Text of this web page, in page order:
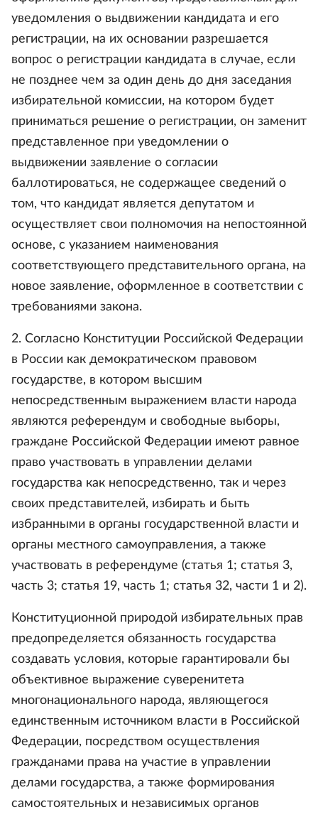
уведомления о выдвижении кандидата и его
регистрации, на их основании разрешается
вопрос о регистрации кандидата в случае, если
не позднее чем за один день до дня заседания
избирательной комиссии, на котором будет
приниматься решение о регистрации, он заменит
представленное при уведомлении о
выдвижении заявление о согласии
баллотироваться, не содержащее сведений о
том, что кандидат является депутатом и
осуществляет свои полномочия на непостоянной
основе, с указанием наименования
соответствующего представительного органа, на
новое заявление, оформленное в соответствии с
требованиями закона.
2. Согласно Конституции Российской Федерации
в России как демократическом правовом
государстве, в котором высшим
непосредственным выражением власти народа
являются референдум и свободные выборы,
граждане Российской Федерации имеют равное
право участвовать в управлении делами
государства как непосредственно, так и через
своих представителей, избирать и быть
избранными в органы государственной власти и
органы местного самоуправления, а также
участвовать в референдуме (статья 1; статья 3,
часть 3; статья 19, часть 1; статья 32, части 1 и 2).
Конституционной природой избирательных прав
предопределяется обязанность государства
создавать условия, которые гарантировали бы
объективное выражение суверенитета
многонационального народа, являющегося
единственным источником власти в Российской
Федерации, посредством осуществления
гражданами права на участие в управлении
делами государства, а также формирования
самостоятельных и независимых органов